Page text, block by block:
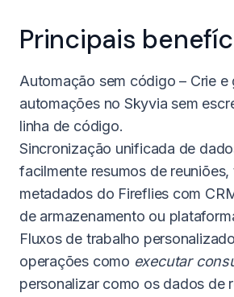
Principais
Automação sem código – Crie e
automações no Skyvia sem
linha de código.
Sincronização unificada de
facilmente resumos de
metadados do Fireflies com
de armazenamento ou
Fluxos de trabalho
operações como executar
personalizar como os dados de